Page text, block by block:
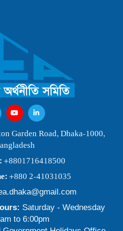
বিশ্ববিদ্যালয় যৌথ আয়োজনে
অর্থনীতি সমিতি গভীরভাবে শোকাহত
Budget and Beyond" 21
at the CIRDAP Auditorium
অর্থনীতি সমিতি নির্বাচন-২০২৪
Garden Road, Dhaka-1000,
+8801716418500
+880 2-41031035
Saturday - Wednesday
to 6:00pm